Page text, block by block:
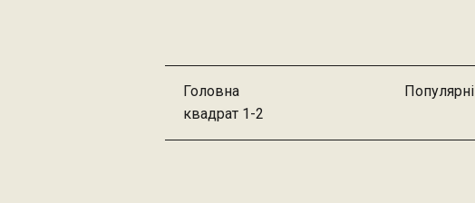
Головна Популярні
квадрат 1-2